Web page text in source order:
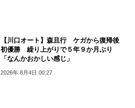
【川口オート】森且行 ケガから復帰後
初優勝 繰り上がりで５年９か月ぶり
「なんかおかしい感じ」
2026年 8月4日 00:27